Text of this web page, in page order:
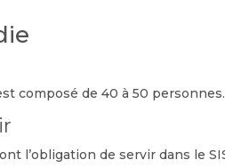
composé de 40 à 50
l’obligation de servir dans le